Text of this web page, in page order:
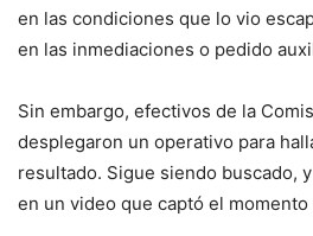
en las condiciones que lo vio
en las inmediaciones o pedido
Sin embargo, efectivos de la
desplegaron un operativo para
resultado. Sigue siendo buscado,
en un video que captó el